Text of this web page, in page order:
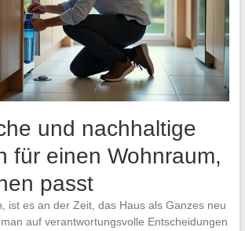
und nachhaltige
für einen Wohnraum,
passt
ist es an der Zeit, das Haus als Ganzes neu
auf verantwortungsvolle Entscheidungen